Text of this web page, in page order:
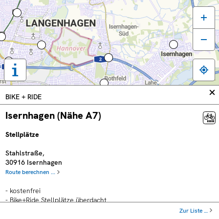
Tastaturbedienung,
Legende
und
weitere
Informationen
anzeigen
BIKE + RIDE
Isernhagen (Nähe A7)
Stellplätze
Stahlstraße,
30916 Isernhagen
Route berechnen ...
- kostenfrei
- Bike+Ride Stellplätze überdacht
Zur Liste …